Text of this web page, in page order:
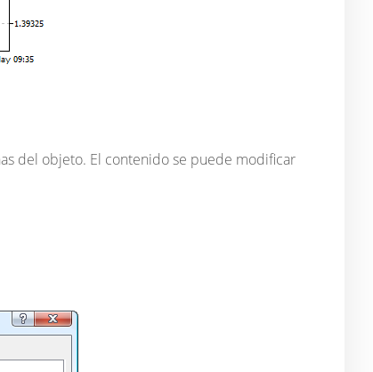
del objeto. El contenido se puede modificar